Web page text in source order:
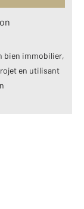
bien immobilier,
en utilisant